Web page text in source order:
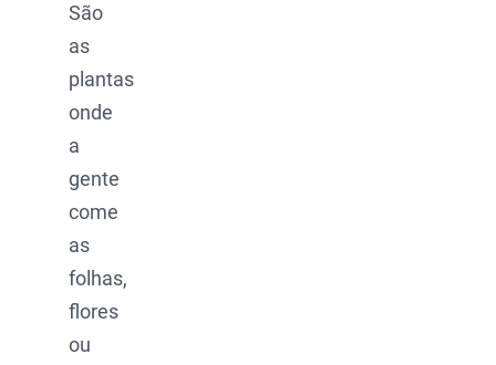
São
as
plantas
onde
a
gente
come
as
folhas,
flores
ou